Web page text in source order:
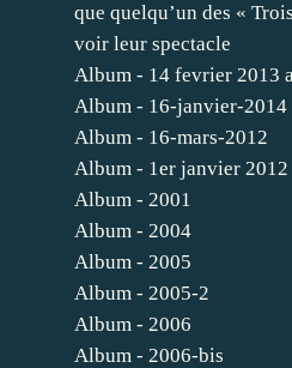
que quelqu’un des «
voir leur spectacle
Album - 14 fevrier 2013
Album - 16-janvier-2014
Album - 16-mars-2012
Album - 1er janvier 2012
Album - 2001
Album - 2004
Album - 2005
Album - 2005-2
Album - 2006
Album - 2006-bis